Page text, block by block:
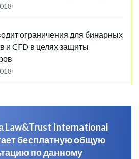
ограничения для бинарных
и CFD в целях защиты
Law&Trust International
бесплатную общую
по данному